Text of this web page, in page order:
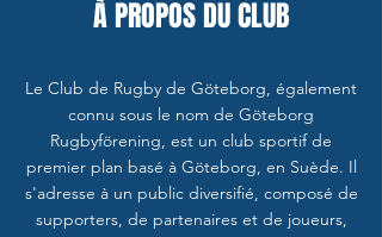
À PROPOS DU CLUB
Le Club de Rugby de Göteborg, également
connu sous le nom de Göteborg
Rugbyförening, est un club sportif de
premier plan basé à Göteborg, en Suède. Il
s'adresse à un public diversifié, composé de
supporters, de partenaires et de joueurs,